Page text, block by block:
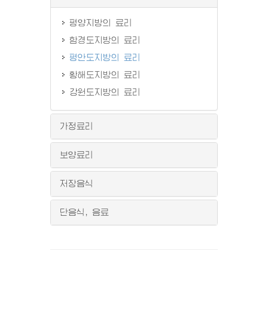
평양지방의 료리
함경도지방의 료리
평안도지방의 료리
황해도지방의 료리
강원도지방의 료리
가정료리
보양료리
저장음식
단음식, 음료